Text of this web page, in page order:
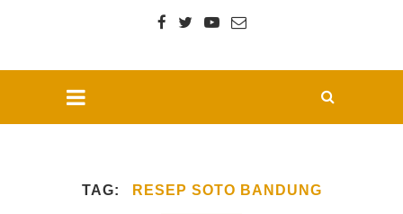
TAG RESEP SOTO BANDUNG